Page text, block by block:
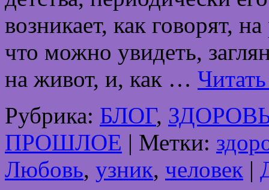
возникает, как говорят,
что можно увидеть,
на живот, и, как …
Рубрика: БЛОГ,
ПРОШЛОЕ | Метки:
Любовь, узник, человек |